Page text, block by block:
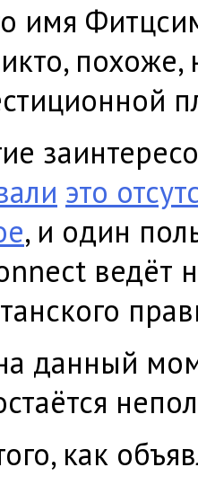
имя
похоже,
это
, и один
ведёт
данный
как